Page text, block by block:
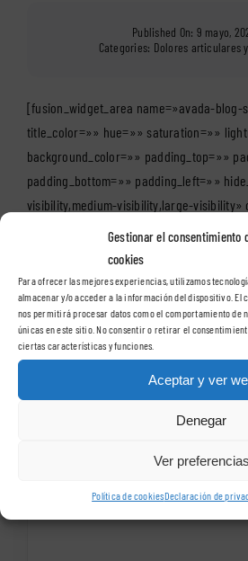
Gestionar el consentimiento
cookies
Para ofrecer las mejores experiencias, utilizamos
almacenar y/o acceder a la información del dispositivo. El
nos permitirá procesar datos como el comportamiento de
únicas en este sitio. No consentir o retirar el
ciertas características y funciones.
Aceptar y ver
Denegar
Ver preferencias
Política de cookiesDeclaración de
Published On: 9 mayo,
Categories: Dolores articulares
[fusion_widget_area name=»avada-blog-
title_color=»» hue=»» saturation=»»
background_color=»» padding_top=»»
padding_bottom=»» padding_left=»»
visibility,medium-visibility,large-
Suscríbete a
Te lo enviamos con
noticias, de manera
vez al mes.